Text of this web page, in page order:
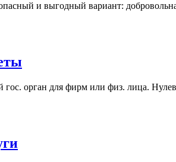
и выгодный вариант:
гос. орган для фирм или физ. лица.